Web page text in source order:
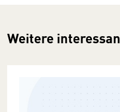
Weitere